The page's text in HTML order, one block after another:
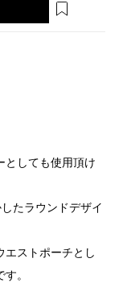
としても使用頂け
たラウンドデザイ
エストポーチとし
。